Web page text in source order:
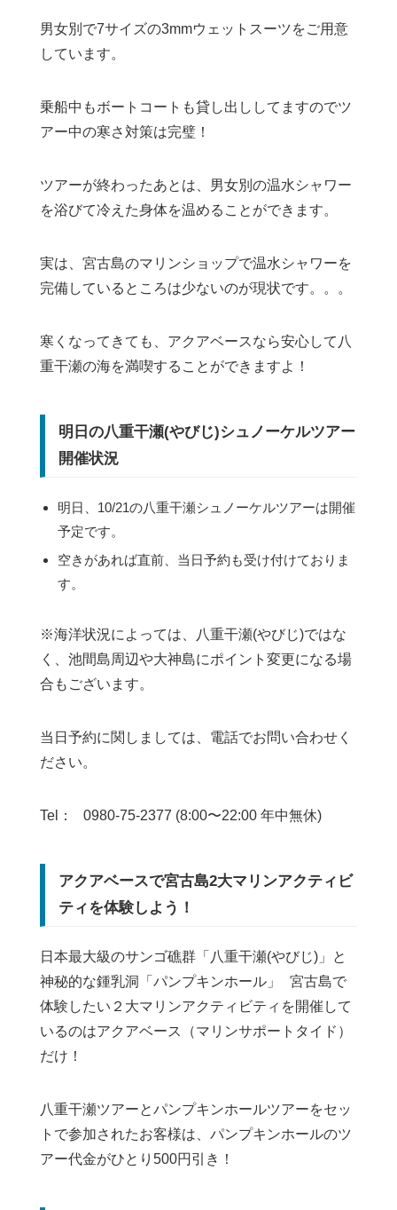
男女別で7サイズの3mmウェットスーツをご用意
しています。
乗船中もボートコートも貸し出ししてますのでツ
アー中の寒さ対策は完璧！
ツアーが終わったあとは、男女別の温水シャワー
を浴びて冷えた身体を温めることができます。
実は、宮古島のマリンショップで温水シャワーを
完備しているところは少ないのが現状です。。。
寒くなってきても、アクアベースなら安心して八
重干瀬の海を満喫することができますよ！
明日の八重干瀬(やびじ)シュノーケルツアー
開催状況
明日、10/21の八重干瀬シュノーケルツアーは開催
予定です。
空きがあれば直前、当日予約も受け付けておりま
す。
※海洋状況によっては、八重干瀬(やびじ)ではな
く、池間島周辺や大神島にポイント変更になる場
合もございます。
当日予約に関しましては、電話でお問い合わせく
ださい。
Tel： 0980-75-2377 (8:00〜22:00 年中無休)
アクアベースで宮古島2大マリンアクティビ
ティを体験しよう！
日本最大級のサンゴ礁群「八重干瀬(やびじ)」と
神秘的な鍾乳洞「パンプキンホール」 宮古島で
体験したい２大マリンアクティビティを開催して
いるのはアクアベース（マリンサポートタイド）
だけ！
八重干瀬ツアーとパンプキンホールツアーをセッ
トで参加されたお客様は、パンプキンホールのツ
アー代金がひとり500円引き！